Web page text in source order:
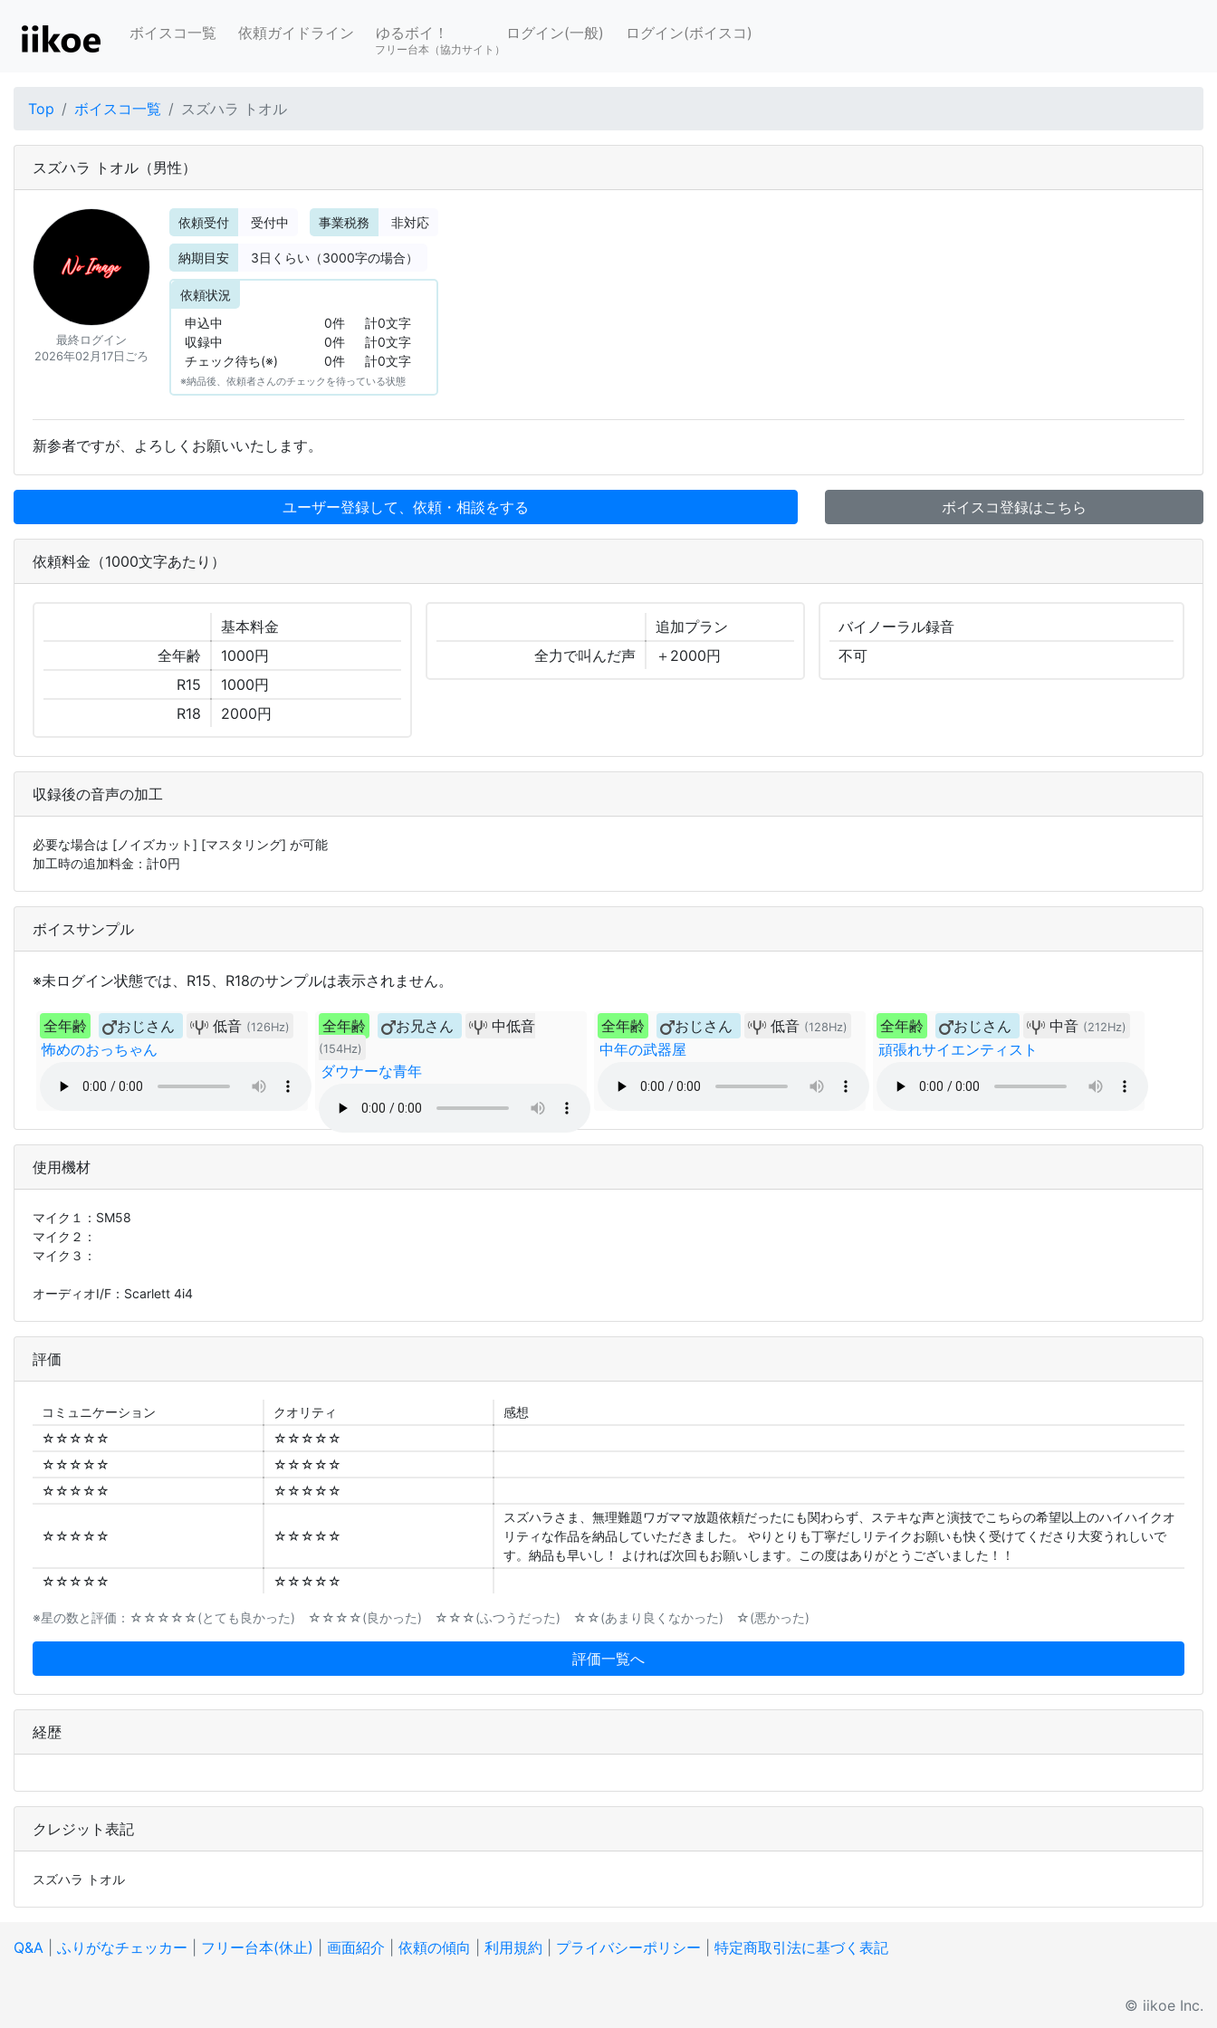
ボイスコ一覧 依頼ガイドライン ゆるボイ！
フリー台本（協力サイト）
ログイン(一般) ログイン(ボイスコ)
Top ボイスコ一覧 スズハラ トオル
スズハラ トオル （男性）
最終ログイン
2026年02月17日ごろ
依頼受付 受付中 事業税務 非対応
納期目安 3日くらい（3000字の場合）
依頼状況
申込中
0件
計0文字
収録中
0件
計0文字
チェック待ち(※)
0件 計0文字
※納品後、依頼者さんのチェックを待っている状態
新参者ですが、よろしくお願いいたします。
ユーザー登録して、依頼・相談をする ボイスコ登録はこちら
依頼料金（1000文字あたり）
基本料金
全年齢
1000円
R15
1000円
R18
2000円
追加プラン
全力で叫んだ声
＋2000円
バイノーラル録音
不可
収録後の音声の加工
必要な場合は [ノイズカット] [マスタリング] が可能
加工時の追加料金：計0円
ボイスサンプル
※未ログイン状態では、R15、R18のサンプルは表示されません。
全年齢 おじさん 低音 (126Hz)
怖めのおっちゃん
全年齢 お兄さん 中低音
(154Hz)
ダウナーな青年
全年齢 おじさん 低音 (128Hz)
中年の武器屋
全年齢 おじさん 中音 (212Hz)
頑張れサイエンティスト
使用機材
マイク１： SM58
マイク２：
マイク３：
オーディオI/F：Scarlett 4i4
評価
コミュニケーション クオリティ
感想
☆☆☆☆☆
☆☆☆☆☆
☆☆☆☆☆
☆☆☆☆☆
☆☆☆☆☆
☆☆☆☆☆
☆☆☆☆☆ ☆☆☆☆☆
スズハラさま、無理難題ワガママ放題依頼だったにも関わらず、ステキな声と演技でこちらの希望以上のハイハイクオ
リティな作品を納品していただきました。 やりとりも丁寧だしリテイクお願いも快く受けてくださり大変うれしいで
す。納品も早いし！ よければ次回もお願いします。この度はありがとうございました！！
☆☆☆☆☆
☆☆☆☆☆
※星の数と評価：☆☆☆☆☆(とても良かった) ☆☆☆☆(良かった) ☆☆☆(ふつうだった) ☆☆(あまり良くなかった) ☆(悪かった)
評価一覧へ
経歴
クレジット表記
スズハラ トオル
Q&A ふりがなチェッカー フリー台本(休止) 画面紹介 依頼の傾向 利用規約 プライバシーポリシー 特定商取引法に基づく表記
© iikoe Inc.